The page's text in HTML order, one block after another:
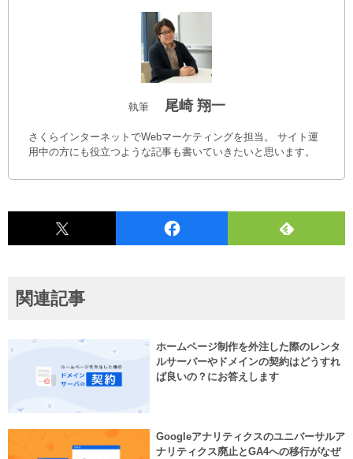
執筆 尾崎 翔一
さくらインターネットでWebマーケティングを担当。 サイト運
用中の方にも役立つような記事も書いていきたいと思います。
関連記事
ホームページ制作を外注した際のレンタ
ルサーバーやドメインの契約はどうすれ
ば良いの？にお答えします
Googleアナリティクスのユニバーサルア
ナリティクス廃止とGA4への移行がなぜ